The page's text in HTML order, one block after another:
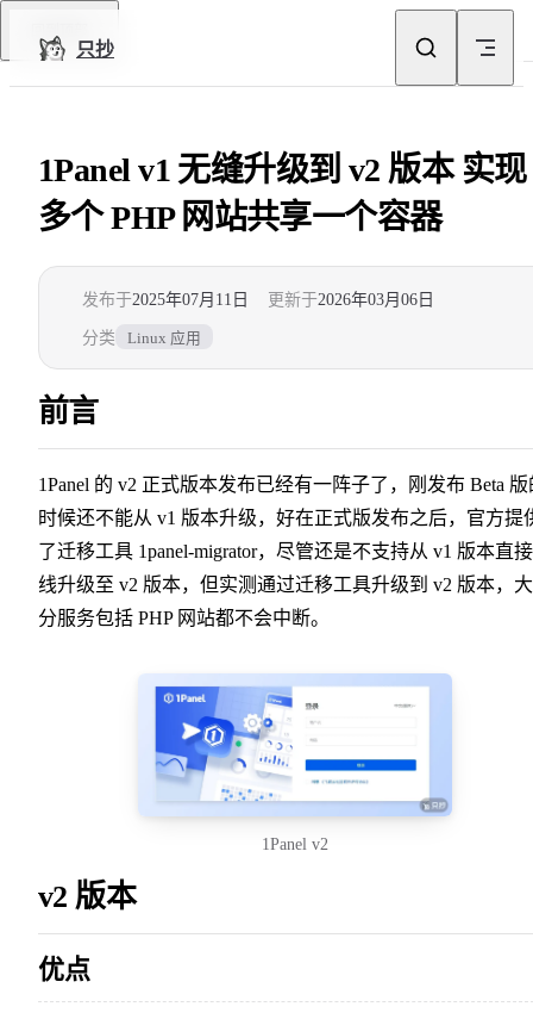
只抄
1Panel v1 无缝升级到 v2 版本 实现
多个 PHP 网站共享一个容器
发布于2025年07月11日 更新于2026年03月06日
分类 Linux 应用
前言
1Panel 的 v2 正式版本发布已经有一阵子了，刚发布 Beta 版
时候还不能从 v1 版本升级，好在正式版发布之后，官方提
了迁移工具 1panel-migrator，尽管还是不支持从 v1 版本直
线升级至 v2 版本，但实测通过迁移工具升级到 v2 版本，
分服务包括 PHP 网站都不会中断。
1Panel v2
v2 版本
优点